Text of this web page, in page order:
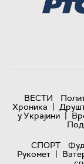
ВЕСТИ
Хроника |
у Украјини |
СПОРТ
Рукомет |